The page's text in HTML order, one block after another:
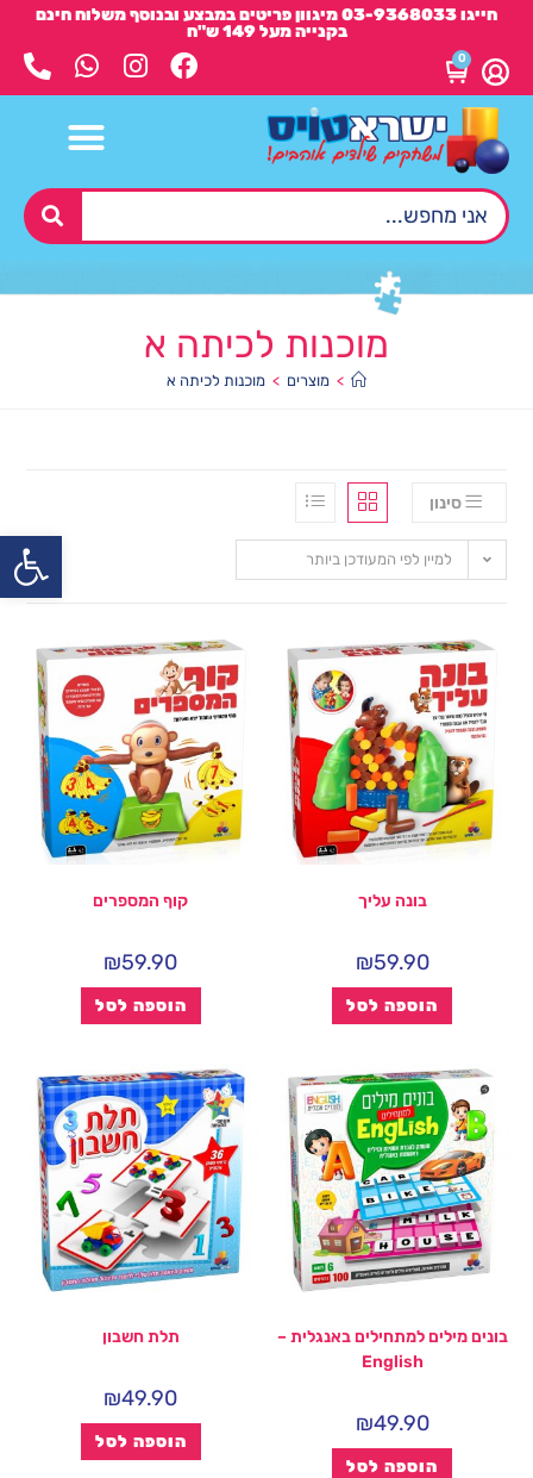
חייגו 03-9368033 מיגוון פריטים במבצע ובנוסף משלוח חינם
בקנייה מעל 149 ש"ח
0
מוכנות לכיתה א
> מוצרים > מוכנות לכיתה א
סינון
למיין לפי המעודכן ביותר
בונה עליך
₪59.90
הוספה לסל
קוף המספרים
₪59.90
הוספה לסל
בונים מילים למתחילים באנגלית –
English
₪49.90
הוספה לסל
תלת חשבון
₪49.90
הוספה לסל